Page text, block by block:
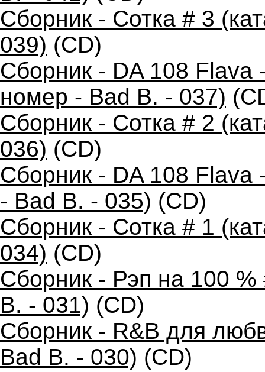
Сборник - Сотка # 3
039) (CD)
Сборник - DA 108
номер - Bad B. - 037)
Сборник - Сотка # 2
036) (CD)
Сборник - DA 108
- Bad B. - 035) (CD)
Сборник - Сотка # 1
034) (CD)
Сборник - Рэп на 100
B. - 031) (CD)
Сборник - R&B для
Bad B. - 030) (CD)